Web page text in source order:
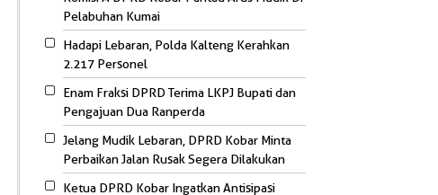
Pelabuhan Kumai
Hadapi Lebaran, Polda Kalteng Kerahkan
2.217 Personel
Enam Fraksi DPRD Terima LKPJ Bupati dan
Pengajuan Dua Ranperda
Jelang Mudik Lebaran, DPRD Kobar Minta
Perbaikan Jalan Rusak Segera Dilakukan
Ketua DPRD Kobar Ingatkan Antisipasi